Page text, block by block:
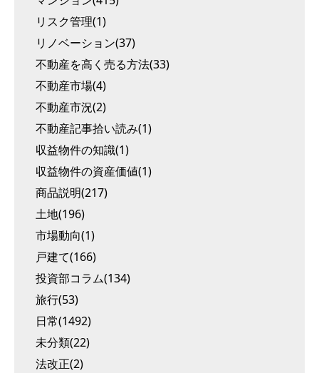
リスク管理(1)
リノベーション(37)
不動産を高く売る方法(33)
不動産市場(4)
不動産市況(2)
不動産記事拾い読み(1)
収益物件の知識(1)
収益物件の資産価値(1)
商品説明(217)
土地(196)
市場動向(1)
戸建て(166)
投資部コラム(134)
旅行(53)
日常(1492)
未分類(22)
法改正(2)